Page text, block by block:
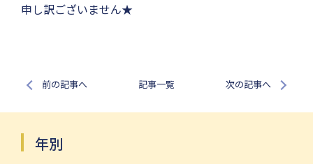
申し訳ございません★
前の記事へ 記事一覧 次の記事へ
年別